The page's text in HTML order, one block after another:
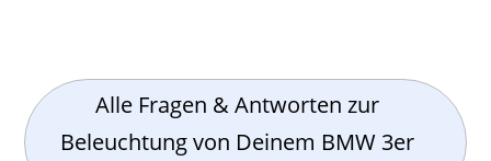
Alle Fragen & Antworten zur
Beleuchtung von Deinem BMW 3er